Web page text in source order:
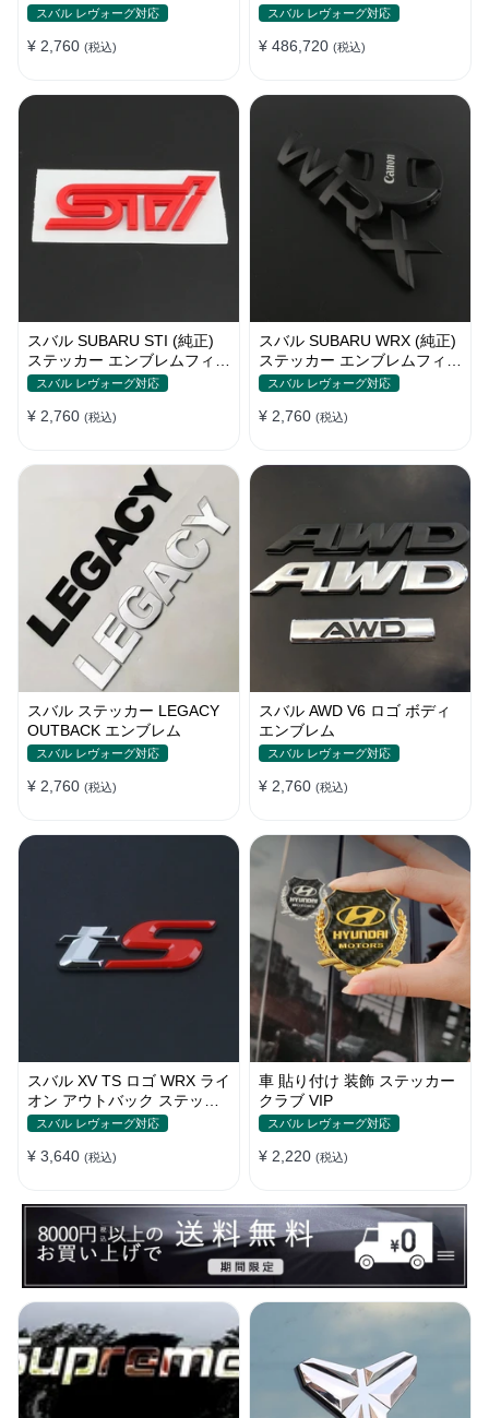
owners club
スバル レヴォーグ対応
¥ 2,760 (税込)
ム T6 グレードエンブレム
スバル レヴォーグ対応
¥ 486,720 (税込)
スバル SUBARU STI (純正)
ステッカー エンブレムフィル
ム T6 グレードエンブレム
スバル レヴォーグ対応
¥ 2,760 (税込)
スバル SUBARU WRX (純正)
ステッカー エンブレムフィル
ム T6 グレードエンブレム
スバル レヴォーグ対応
¥ 2,760 (税込)
スバル ステッカー LEGACY
OUTBACK エンブレム
スバル レヴォーグ対応
¥ 2,760 (税込)
スバル AWD V6 ロゴ ボディ
エンブレム
スバル レヴォーグ対応
¥ 2,760 (税込)
スバル XV TS ロゴ WRX ライ
オン アウトバック ステッカ
ー エンブレム
スバル レヴォーグ対応
¥ 3,640 (税込)
車 貼り付け 装飾 ステッカー
クラブ VIP
スバル レヴォーグ対応
¥ 2,220 (税込)